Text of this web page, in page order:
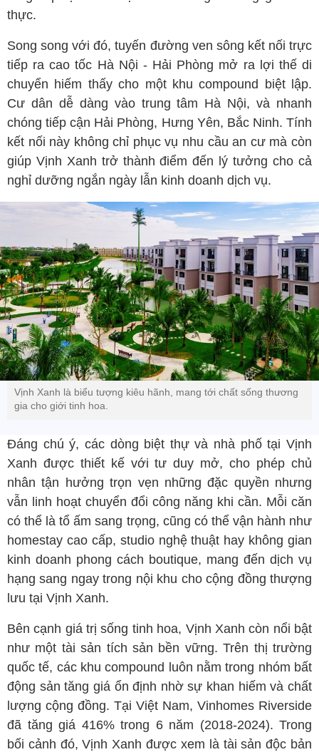
thực.
Song song với đó, tuyến đường ven sông kết nối trực
tiếp ra cao tốc Hà Nội - Hải Phòng mở ra lợi thế di
chuyển hiếm thấy cho một khu compound biệt lập.
Cư dân dễ dàng vào trung tâm Hà Nội, và nhanh
chóng tiếp cận Hải Phòng, Hưng Yên, Bắc Ninh. Tính
kết nối này không chỉ phục vụ nhu cầu an cư mà còn
giúp Vịnh Xanh trở thành điểm đến lý tưởng cho cả
nghỉ dưỡng ngắn ngày lẫn kinh doanh dịch vụ.
Vịnh Xanh là biểu tượng kiêu hãnh, mang tới chất sống thương
gia cho giới tinh hoa.
Đáng chú ý, các dòng biệt thự và nhà phố tại Vịnh
Xanh được thiết kế với tư duy mở, cho phép chủ
nhân tận hưởng trọn vẹn những đặc quyền nhưng
vẫn linh hoạt chuyển đổi công năng khi cần. Mỗi căn
có thể là tổ ấm sang trọng, cũng có thể vận hành như
homestay cao cấp, studio nghệ thuật hay không gian
kinh doanh phong cách boutique, mang đến dịch vụ
hạng sang ngay trong nội khu cho cộng đồng thượng
lưu tại Vịnh Xanh.
Bên cạnh giá trị sống tinh hoa, Vịnh Xanh còn nổi bật
như một tài sản tích sản bền vững. Trên thị trường
quốc tế, các khu compound luôn nằm trong nhóm bất
động sản tăng giá ổn định nhờ sự khan hiếm và chất
lượng cộng đồng. Tại Việt Nam, Vinhomes Riverside
đã tăng giá 416% trong 6 năm (2018-2024). Trong
bối cảnh đó, Vịnh Xanh được xem là tài sản độc bản